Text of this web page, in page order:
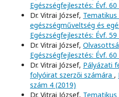
Egészségfejlesztés: Évf.
Dr. Vitrai József,
egészségműveltség és
Egészségfejlesztés: Évf.
Dr. Vitrai József,
Egészségfejlesztés: Évf.
Dr. Vitrai József, Pályázati
folyóirat szerzői számára ,
szám 4 (2019)
Dr. Vitrai József,